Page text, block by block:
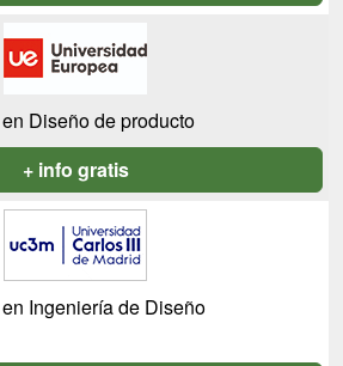
Diseño de producto
+ info gratis
Ingeniería de Diseño